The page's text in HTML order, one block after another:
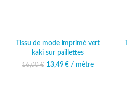
Tissu de mode imprimé vert
kaki sur paillettes
16,00€
Le prix initial était :
13,49 €
Le prix
/ mètre